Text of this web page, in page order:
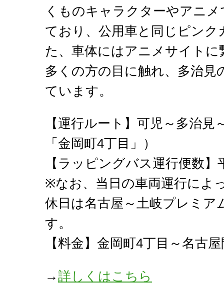
くものキャラクターやアニ
ており、公用車と同じピン
た、車体にはアニメサイト
多くの方の目に触れ、多治
ています。
【運行ルート】可児～多治
「金岡町4丁目」）
【ラッピングバス運行便数
※なお、当日の車両運行によ
休日は名古屋～土岐プレミ
す。
【料金】金岡町4丁目～名古
→詳しくはこちら